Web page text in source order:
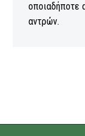
οποιαδήποτε
αντρών.